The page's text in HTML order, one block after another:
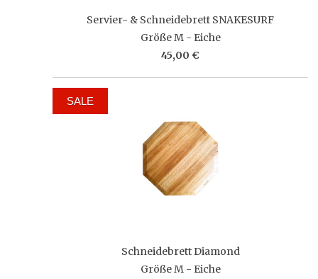
Servier- & Schneidebrett SNAKESURF
Größe M - Eiche
45,00 €
Schneidebrett Diamond
Größe M - Eiche
SALE